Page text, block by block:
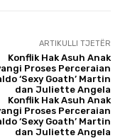
ARTIKULLI TJETËR
Konflik Hak Asuh Anak
Proses Perceraian
‘Sexy Goath’ Martin
dan Juliette Angela